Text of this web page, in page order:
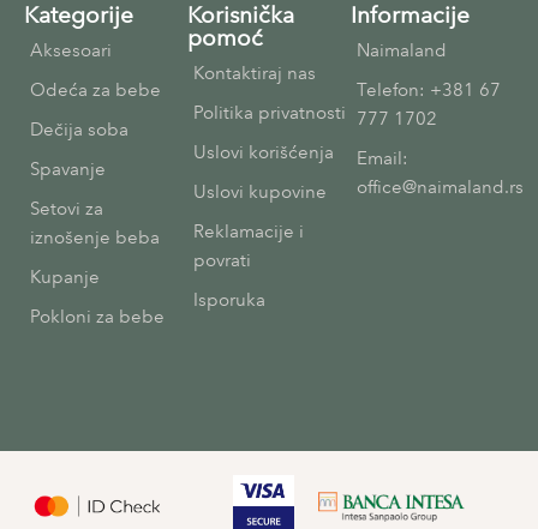
Kategorije
Aksesoari
Odeća za bebe
Dečija soba
Spavanje
Setovi za
iznošenje beba
Kupanje
Pokloni za bebe
Korisnička
pomoć
Kontaktiraj nas
Politika privatnosti
Uslovi korišćenja
Uslovi kupovine
Reklamacije i
povrati
Isporuka
Informacije
Naimaland
Telefon: +381 67
777 1702
Email:
office@naimaland.rs